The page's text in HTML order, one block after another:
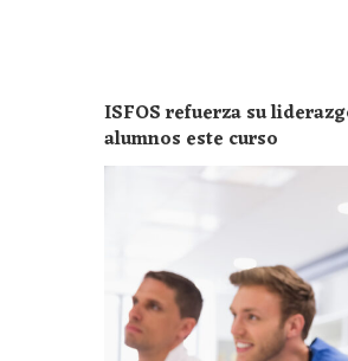
ISFOS refuerza su
alumnos este curso